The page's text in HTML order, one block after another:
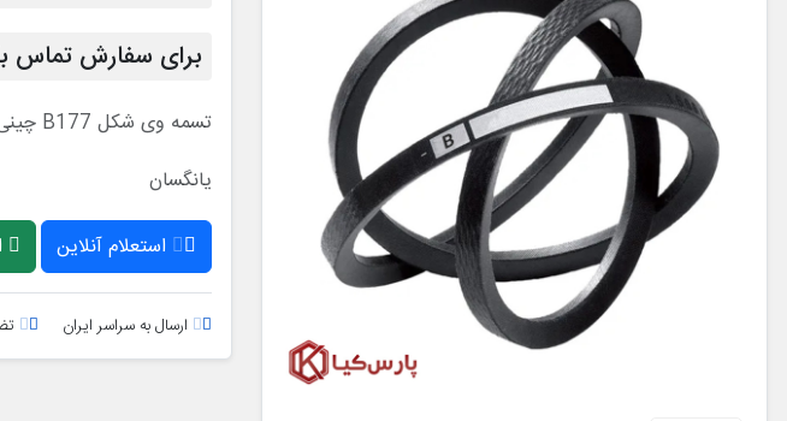
برای سفارش تماس
تسمه وی شکل B177 چینی
یانگسان
استعلام آنلاین
ارسال به سراسر ایران